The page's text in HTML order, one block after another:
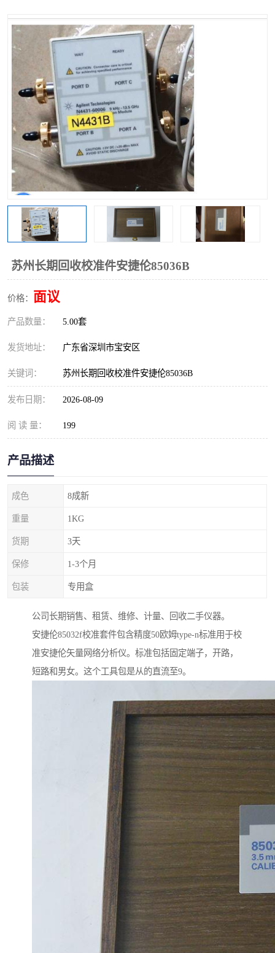
苏州长期回收校准件安捷伦85036B
价格： 面议
产品数量： 5.00套
发货地址： 广东省深圳市宝安区
关键词： 苏州长期回收校准件安捷伦85036B
发布日期： 2026-08-09
阅 读 量： 199
产品描述
成色 8成新
重量 1KG
货期 3天
保修 1-3个月
包装 专用盒
公司长期销售、租赁、维修、计量、回收二手仪器。
安捷伦85032f校准套件包含精度50欧姆type-n标准用于校
准安捷伦矢量网络分析仪。标准包括固定端子，开路，
短路和男女。这个工具包是从的直流至9。